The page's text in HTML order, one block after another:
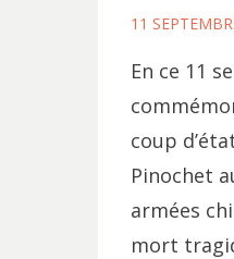
POSTED
11
En ce 11
coup
Pinochet
armées
mort